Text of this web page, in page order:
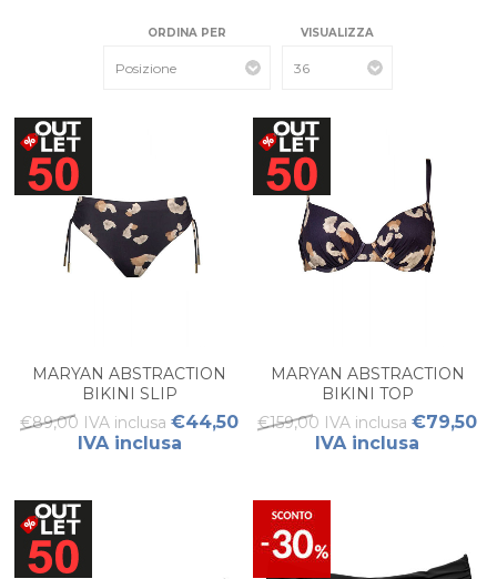
ORDINA PER VISUALIZZA
MARYAN ABSTRACTION
BIKINI SLIP
€89,00 IVA inclusa €44,50
IVA inclusa
MARYAN ABSTRACTION
BIKINI TOP
€159,00 IVA inclusa €79,50
IVA inclusa